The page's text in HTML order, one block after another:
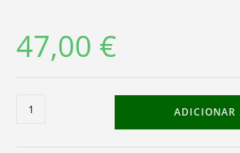
47,00 €
Quantidade
ADICIONAR